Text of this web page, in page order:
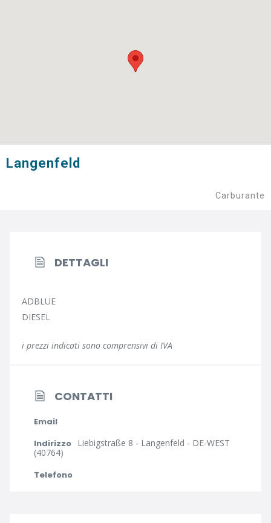
Langenfeld
Carburante
DETTAGLI
ADBLUE
DIESEL
i prezzi indicati sono comprensivi di IVA
CONTATTI
Email
Indirizzo Liebigstraße 8 - Langenfeld - DE-WEST
(40764)
Telefono